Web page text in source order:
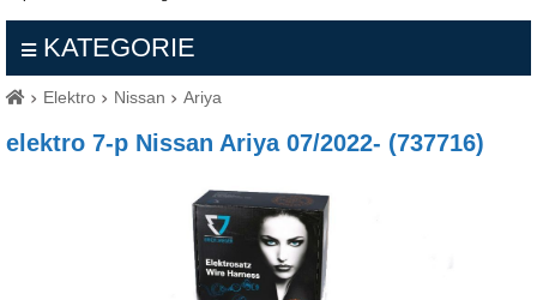
KATEGORIE
Elektro Nissan Ariya
elektro 7-p Nissan Ariya 07/2022- (737716)